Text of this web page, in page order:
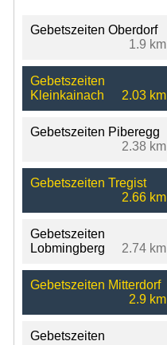
Gebetszeiten Oberdorf
1.9 km
Gebetszeiten
Kleinkainach
2.03 km
Gebetszeiten Piberegg
2.38 km
Gebetszeiten Tregist
2.66 km
Gebetszeiten
Lobmingberg
2.74 km
Gebetszeiten Mitterdorf
2.9 km
Gebetszeiten